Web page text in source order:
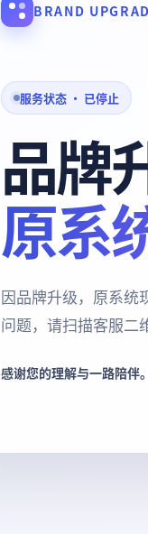
BRAND
服务状态 · 已停止
品牌
原系
因品牌升级，原系统
问题，请扫描客服二
感谢您的理解与一路陪伴。